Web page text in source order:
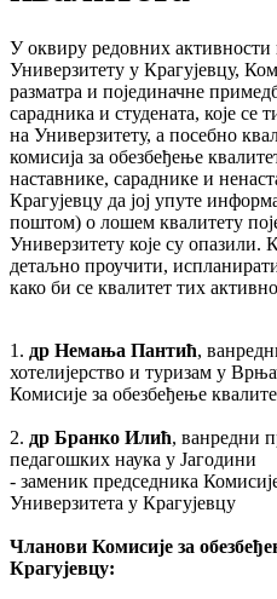
У оквиру редовних активности
Универзитету у Крагујевцу,
разматра и појединачне
сарадника и студената, које се
на Универзитету, а посебно
комисија за обезбеђење
наставнике, сараднике и
Крагујевцу да јој упуте
поштом) о лошем квалитету
Универзитету које су опазили.
детаљно проучити,
како би се квалитет тих
1. др Немања Пантић,
хотелијерство и туризам у
Комисије за обезбеђење
2. др Бранко Илић, ванредни
педагошких наука у Јагодини
- заменик председника
Универзитета у Крагујевцу
Чланови Комисије за
Крагујевцу: